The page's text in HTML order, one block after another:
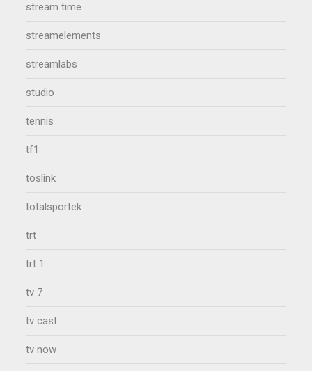
stream time
streamelements
streamlabs
studio
tennis
tf1
toslink
totalsportek
trt
trt 1
tv 7
tv cast
tv now